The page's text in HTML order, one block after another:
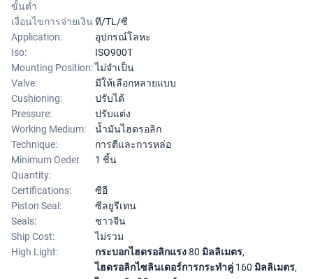
ขั้นต่ำ
เงื่อนไขการจ่ายเงิน ที/TL/ซี
Application:
อุปกรณ์โลหะ
Iso:
ISO9001
Mounting Position:ไม่จำเป็น
Valve:
มีให้เลือกหลายแบบ
Cushioning:
ปรับได้
Pressure:
ปรับแต่ง
Working Medium:
น้ำมันไฮดรอลิก
Technique:
การตีและการหล่อ
Minimum Oeder
Quantity:
1 ชิ้น
Certifications:
ซีอี
Piston Seal:
ซีลยูรีเทน
Seals:
ชาวจีน
Ship Cost:
ไม่รวม
High Light:
กระบอกไฮดรอลิกแรง 80 มิลลิเมตร,
ไฮดรอลิกไซลินเดอร์การกระทําคู่ 160 มิลลิเมตร,